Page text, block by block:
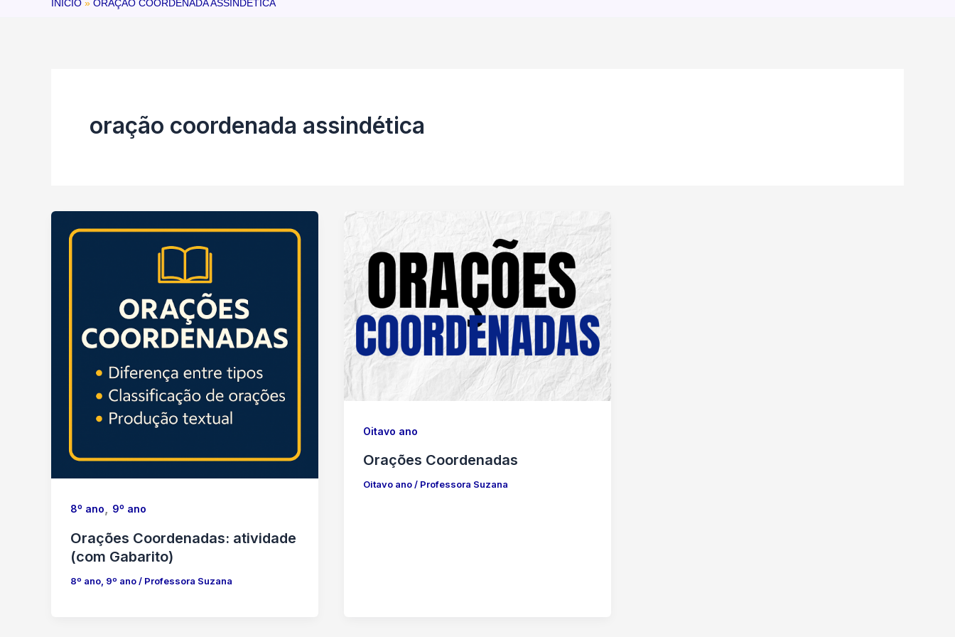
INÍCIO ORAÇÃO COORDENADA ASSINDÉTICA
oração coordenada assindética
8º ano, 9º ano
Orações Coordenadas: atividade
(com Gabarito)
8º ano 9º ano/ Professora Suzana
Oitavo ano
Orações Coordenadas
Oitavo ano/ Professora Suzana